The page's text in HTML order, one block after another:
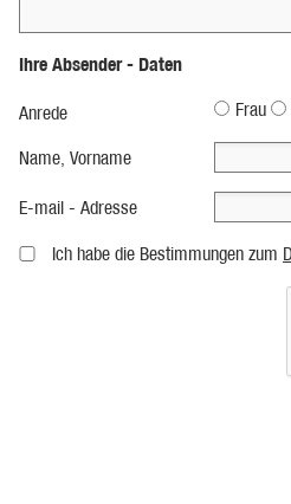
Ihre Absender - Daten
Anrede Frau
Name, Vorname
E-mail - Adresse
Ich habe die Bestimmungen zum